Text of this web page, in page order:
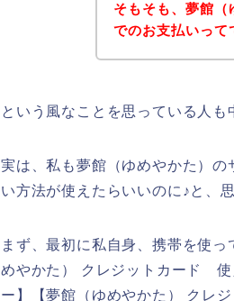
そもそも、夢館（
でのお支払いって
という風なことを思っている人も
実は、私も夢館（ゆめやかた）
い方法が使えたらいいのに♪と、
まず、最初に私自身、携帯を使
めやかた） クレジットカード 使
ー】【夢館（ゆめやかた） クレ